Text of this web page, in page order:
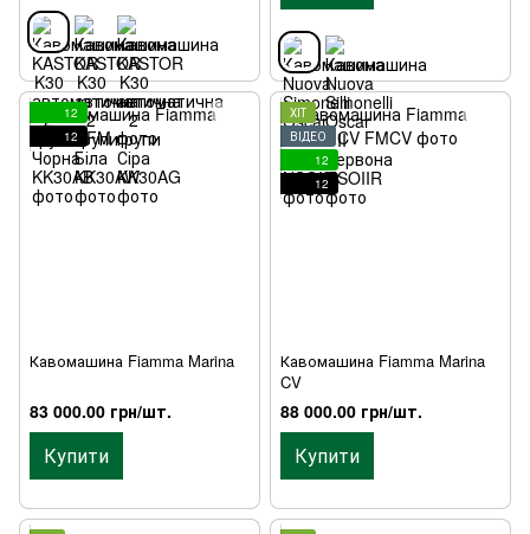
12
12
Кавомашина Fiamma Marina
83 000.00 грн/шт.
Купити
ХІТ
ВІДЕО
12
12
Кавомашина Fiamma Marina
CV
88 000.00 грн/шт.
Купити